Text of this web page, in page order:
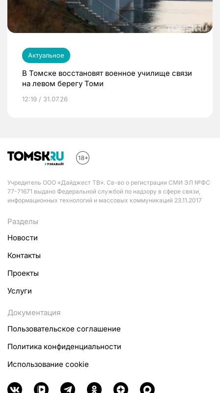
Актуальное
В Томске восстановят военное училище связи
на левом берегу Томи
12:19 / 31.07.26
Учредитель ООО «Дайджест ТВ». Св-во о регистрации СМИ ЭЛ №ФС
77-71671 выдано Федеральной службой по надзору в сфере связи,
информационных технологий и массовых коммуникаций 23.11.2017
Разделы
Новости
Контакты
Проекты
Услуги
Документация
Пользовательское соглашение
Политика конфиденциальности
Использование cookie